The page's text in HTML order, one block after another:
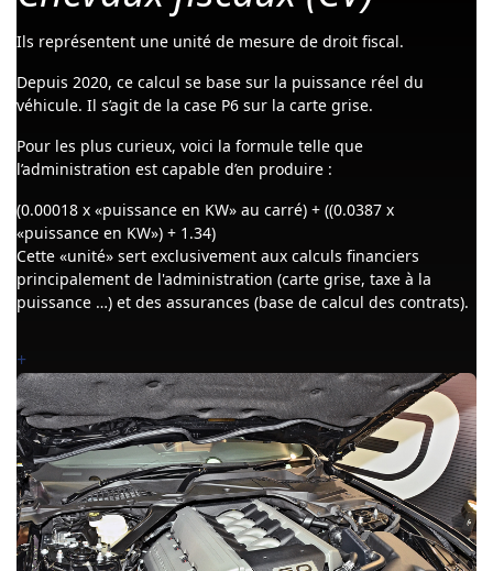
Ils représentent une unité de mesure de droit fiscal.
Depuis 2020, ce calcul se base sur la puissance réel du
véhicule. Il s’agit de la case P6 sur la carte grise.
Pour les plus curieux, voici la formule telle que
l’administration est capable d’en produire :
(0.00018 x «puissance en KW» au carré) + ((0.0387 x
«puissance en KW») + 1.34)
Cette «unité» sert exclusivement aux calculs financiers
principalement de l'administration (carte grise, taxe à la
puissance …) et des assurances (base de calcul des contrats).
+